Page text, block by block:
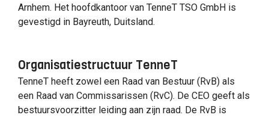
Arnhem. Het hoofdkantoor van TenneT TSO GmbH is
gevestigd in Bayreuth, Duitsland.
Organisatiestructuur TenneT
TenneT heeft zowel een Raad van Bestuur (RvB) als
een Raad van Commissarissen (RvC). De CEO geeft als
bestuursvoorzitter leiding aan zijn raad. De RvB is